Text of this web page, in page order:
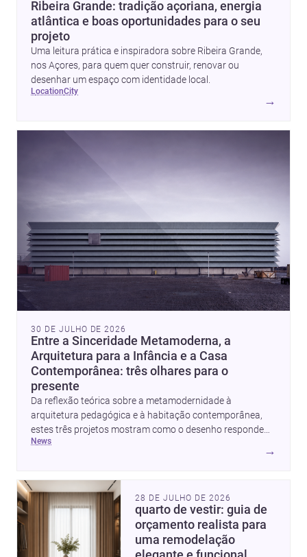
Ribeira Grande: tradição açoriana, energia
atlântica e boas oportunidades para o seu
projeto
Uma leitura prática e inspiradora sobre Ribeira Grande,
nos Açores, para quem quer construir, renovar ou
desenhar um espaço com identidade local.
location city
→
30 DE JULHO DE 2026
Entre a Sinceridade Metamoderna, a
Arquitetura para a Infância e a Casa
Contemporânea: três olhares para o
presente
Da reflexão teórica sobre a metamodernidade à
arquitetura pedagógica e à habitação contemporânea,
estes três projetos mostram como o desenho responde
hoje a emoção, uso e contexto. Para arquitetos, são
pistas valiosas sobre como criar espaços mais humanos,
news
→
28 DE JULHO DE 2026
quarto de vestir: guia de
orçamento realista para
uma remodelação